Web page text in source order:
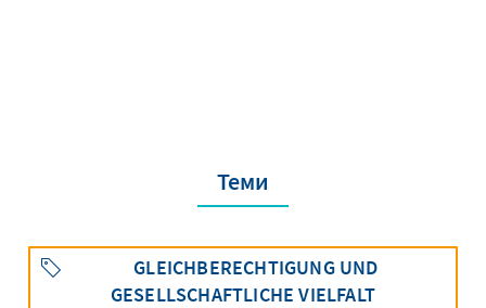
Теми
GLEICHBERECHTIGUNG UND
GESELLSCHAFTLICHE VIELFALT